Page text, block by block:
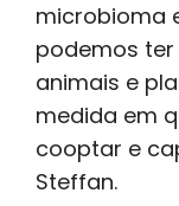
microbioma
podemos ter
animais e
medida em
cooptar e
Steffan.